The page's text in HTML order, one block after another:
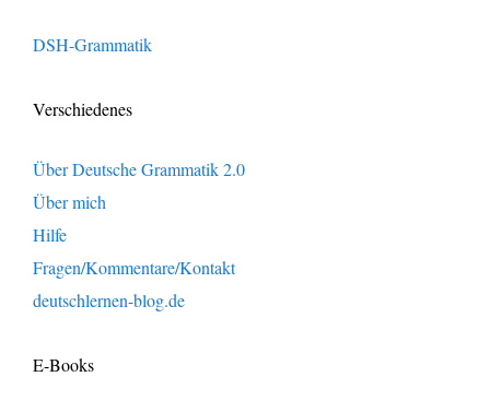
DSH-Grammatik
Verschiedenes
Über Deutsche Grammatik 2.0
Über mich
Hilfe
Fragen/Kommentare/Kontakt
deutschlernen-blog.de
E-Books